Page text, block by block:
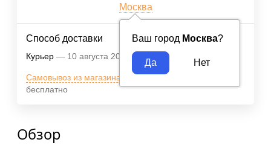
Москва
Ваш город Москва?
Способ доставки
Курьер 10 августа 2026 Бесплатно
Самовывоз из магазина м.ВДНХ
бесплатно
Обзор